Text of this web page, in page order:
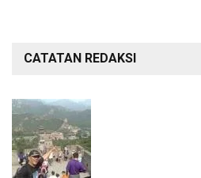
CATATAN REDAKSI